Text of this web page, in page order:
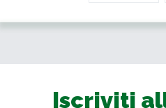
Iscriviti